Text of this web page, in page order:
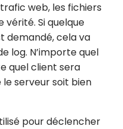
trafic web, les fichiers
vérité. Si quelque
demandé, cela va
log. N’importe quel
quel client sera
serveur soit bien
pour déclencher